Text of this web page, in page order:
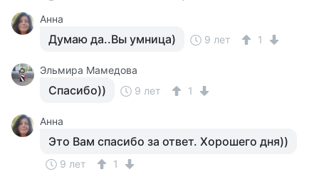
Анна
Думаю да..Вы умница) 9 лет 1
Эльмира Мамедова
Спасибо)) 9 лет 1
Анна
Это Вам спасибо за ответ. Хорошего дня))
9 лет 1